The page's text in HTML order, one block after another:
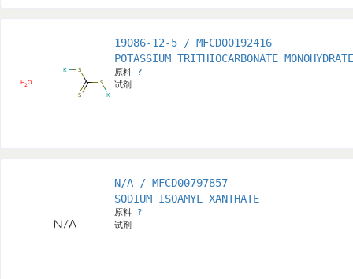
19086-12-5 / MFCD00192416
POTASSIUM TRITHIOCARBONATE MONOHYDRATE
原料 ?
试剂
N/A / MFCD00797857
SODIUM ISOAMYL XANTHATE
原料 ?
试剂